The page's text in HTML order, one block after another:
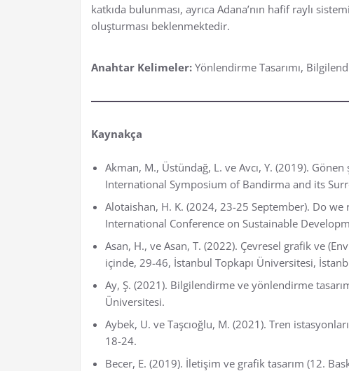
katkıda bulunması, ayrıca Adana’nın hafif raylı
oluşturması beklenmektedir.
Anahtar Kelimeler: Yönlendirme Tasarımı,
Kaynakça
Akman, M., Üstündağ, L. ve Avcı, Y. (2019).
International Symposium of Bandirma and its
Alotaishan, H. K. (2024, 23-25 September). Do
International Conference on Sustainable
Asan, H., ve Asan, T. (2022). Çevresel grafik ve
içinde, 29-46, İstanbul Topkapı Üniversitesi,
Ay, Ş. (2021). Bilgilendirme ve yönlendirme
Üniversitesi.
Aybek, U. ve Taşcıoğlu, M. (2021). Tren
18-24.
Becer, E. (2019). İletişim ve grafik tasarım (12.